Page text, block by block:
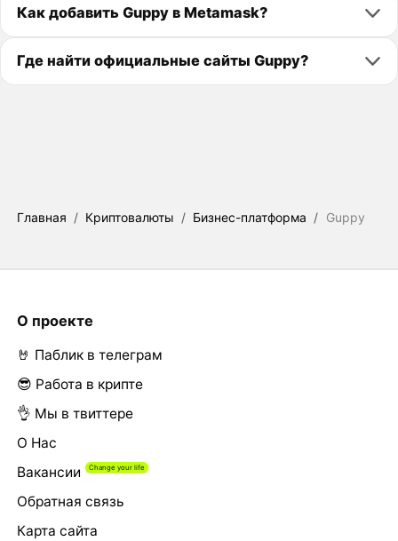
Как добавить Guppy в Metamask?
Где найти официальные сайты Guppy?
Главная / Криптовалюты / Бизнес-платформа / Guppy
О проекте
🤘 Паблик в телеграм
😎 Работа в крипте
👌 Мы в твиттере
О Нас
Вакансии
Обратная связь
Карта сайта